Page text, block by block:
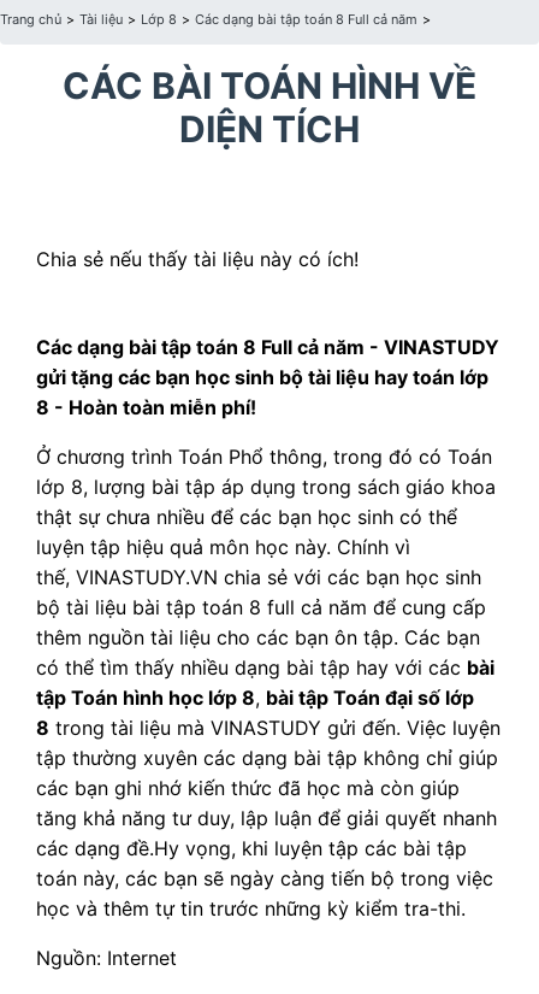
Trang chủ > Tài liệu > Lớp 8 > Các dạng bài tập toán 8 Full cả năm >
CÁC BÀI TOÁN HÌNH VỀ
DIỆN TÍCH
Chia sẻ nếu thấy tài liệu này có ích!
Các dạng bài tập toán 8 Full cả năm - VINASTUDY
gửi tặng các bạn học sinh bộ tài liệu hay toán lớp
8 - Hoàn toàn miễn phí!
Ở chương trình Toán Phổ thông, trong đó có Toán
lớp 8, lượng bài tập áp dụng trong sách giáo khoa
thật sự chưa nhiều để các bạn học sinh có thể
luyện tập hiệu quả môn học này. Chính vì
thế, VINASTUDY.VN chia sẻ với các bạn học sinh
bộ tài liệu bài tập toán 8 full cả năm để cung cấp
thêm nguồn tài liệu cho các bạn ôn tập. Các bạn
có thể tìm thấy nhiều dạng bài tập hay với các bài
tập Toán hình học lớp 8, bài tập Toán đại số lớp
8 trong tài liệu mà VINASTUDY gửi đến. Việc luyện
tập thường xuyên các dạng bài tập không chỉ giúp
các bạn ghi nhớ kiến thức đã học mà còn giúp
tăng khả năng tư duy, lập luận để giải quyết nhanh
các dạng đề.Hy vọng, khi luyện tập các bài tập
toán này, các bạn sẽ ngày càng tiến bộ trong việc
học và thêm tự tin trước những kỳ kiểm tra-thi.
Nguồn: Internet